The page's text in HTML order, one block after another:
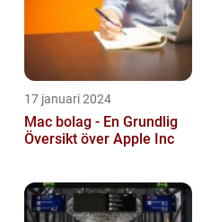
17 januari 2024
Mac bolag - En Grundlig
Översikt över Apple Inc